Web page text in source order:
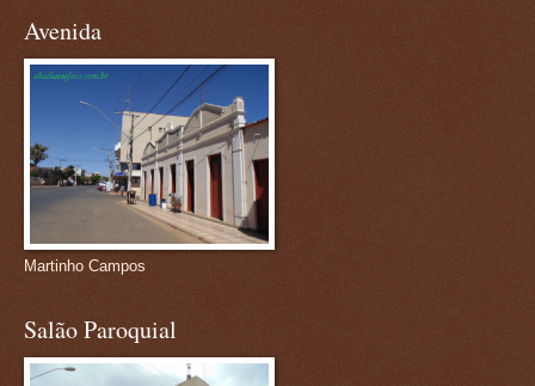
Avenida
Martinho Campos
Salão Paroquial